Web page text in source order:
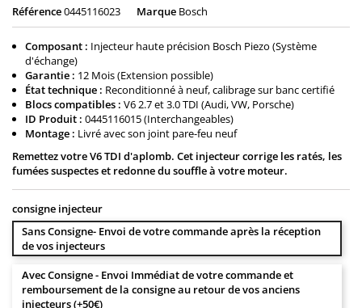
Référence0445116023 Marque Bosch
Composant : Injecteur haute précision Bosch Piezo (Système
d'échange)
Garantie : 12 Mois (Extension possible)
État technique : Reconditionné à neuf, calibrage sur banc certifié
Blocs compatibles : V6 2.7 et 3.0 TDI (Audi, VW, Porsche)
ID Produit : 0445116015 (Interchangeables)
Montage : Livré avec son joint pare-feu neuf
Remettez votre V6 TDI d'aplomb. Cet injecteur corrige les ratés, les
fumées suspectes et redonne du souffle à votre moteur.
consigne injecteur
Sans Consigne- Envoi de votre commande après la réception
de vos injecteurs
Avec Consigne - Envoi Immédiat de votre commande et
remboursement de la consigne au retour de vos anciens
injecteurs (+50€)